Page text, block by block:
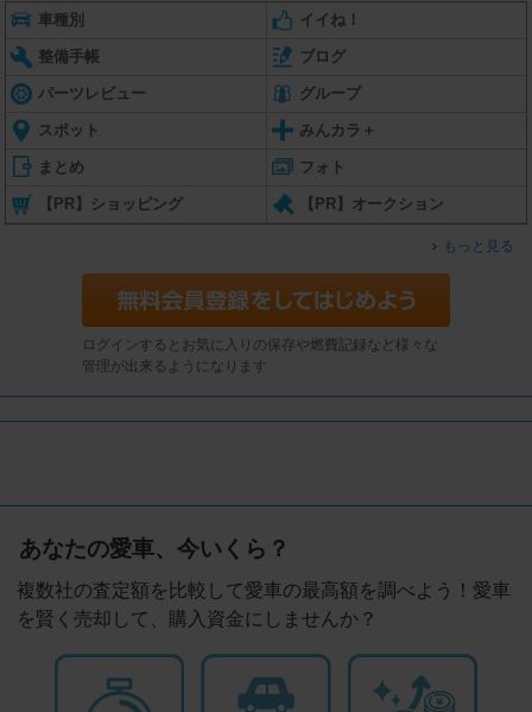
車種別 イイね！
整備手帳 ブログ
パーツレビュー グループ
スポット みんカラ＋
まとめ フォト
【PR】ショッピング 【PR】オークション
もっと見る
ログインするとお気に入りの保存や燃費記録など様々な
管理が出来るようになります
あなたの愛車、今いくら？
複数社の査定額を比較して愛車の最高額を調べよう！愛車
を賢く売却して、購入資金にしませんか？